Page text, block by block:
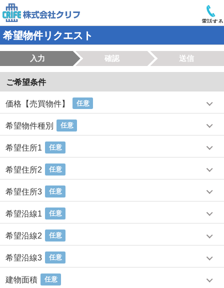
電話する
希望物件リクエスト
入力 確認 送信
ご希望条件
価格【売買物件】 任意
希望物件種別 任意
希望住所1 任意
希望住所2 任意
希望住所3 任意
希望沿線1 任意
希望沿線2 任意
希望沿線3 任意
建物面積 任意